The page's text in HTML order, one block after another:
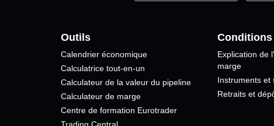
Outils
Calendrier économique
Calculatrice tout-en-un
Calculateur de la valeur du pipeline
Calculateur de marge
Centre de formation Eurotrader
Explication de
marge
Instruments et
Retraits et